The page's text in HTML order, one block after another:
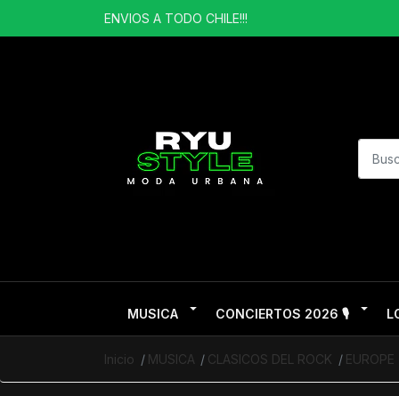
ENVIOS A TODO CHILE!!!
MUSICA CONCIERTOS 2026 🎙️
Inicio MUSICA CLASICOS DEL ROCK EUROPE